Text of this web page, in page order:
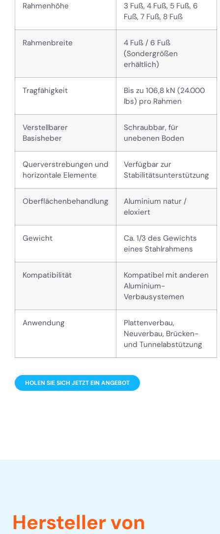
Rahmenhöhe
3 Fuß, 4 Fuß, 5 Fuß, 6
Fuß, 7 Fuß, 8 Fuß
Rahmenbreite
4 Fuß / 6 Fuß
(Sondergrößen
erhältlich)
Tragfähigkeit
Bis zu 106,8 kN (24.000
lbs) pro Rahmen
Verstellbarer
Basisheber
Schraubbar, für
unebenen Boden
Querverstrebungen und
horizontale Elemente
Verfügbar zur
Stabilitätsunterstützung
Oberflächenbehandlung
Aluminium natur /
eloxiert
Gewicht
Ca. 1/3 des Gewichts
eines Stahlrahmens
Kompatibilität
Kompatibel mit anderen
Aluminium-
Verbausystemen
Anwendung
Plattenverbau,
Neuverbau, Brücken-
und Tunnelabstützung
HOLEN SIE SICH JETZT EIN ANGEBOT
Hersteller von